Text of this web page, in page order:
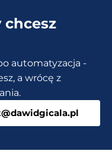
chcesz
automatyzacja -
a wrócę z